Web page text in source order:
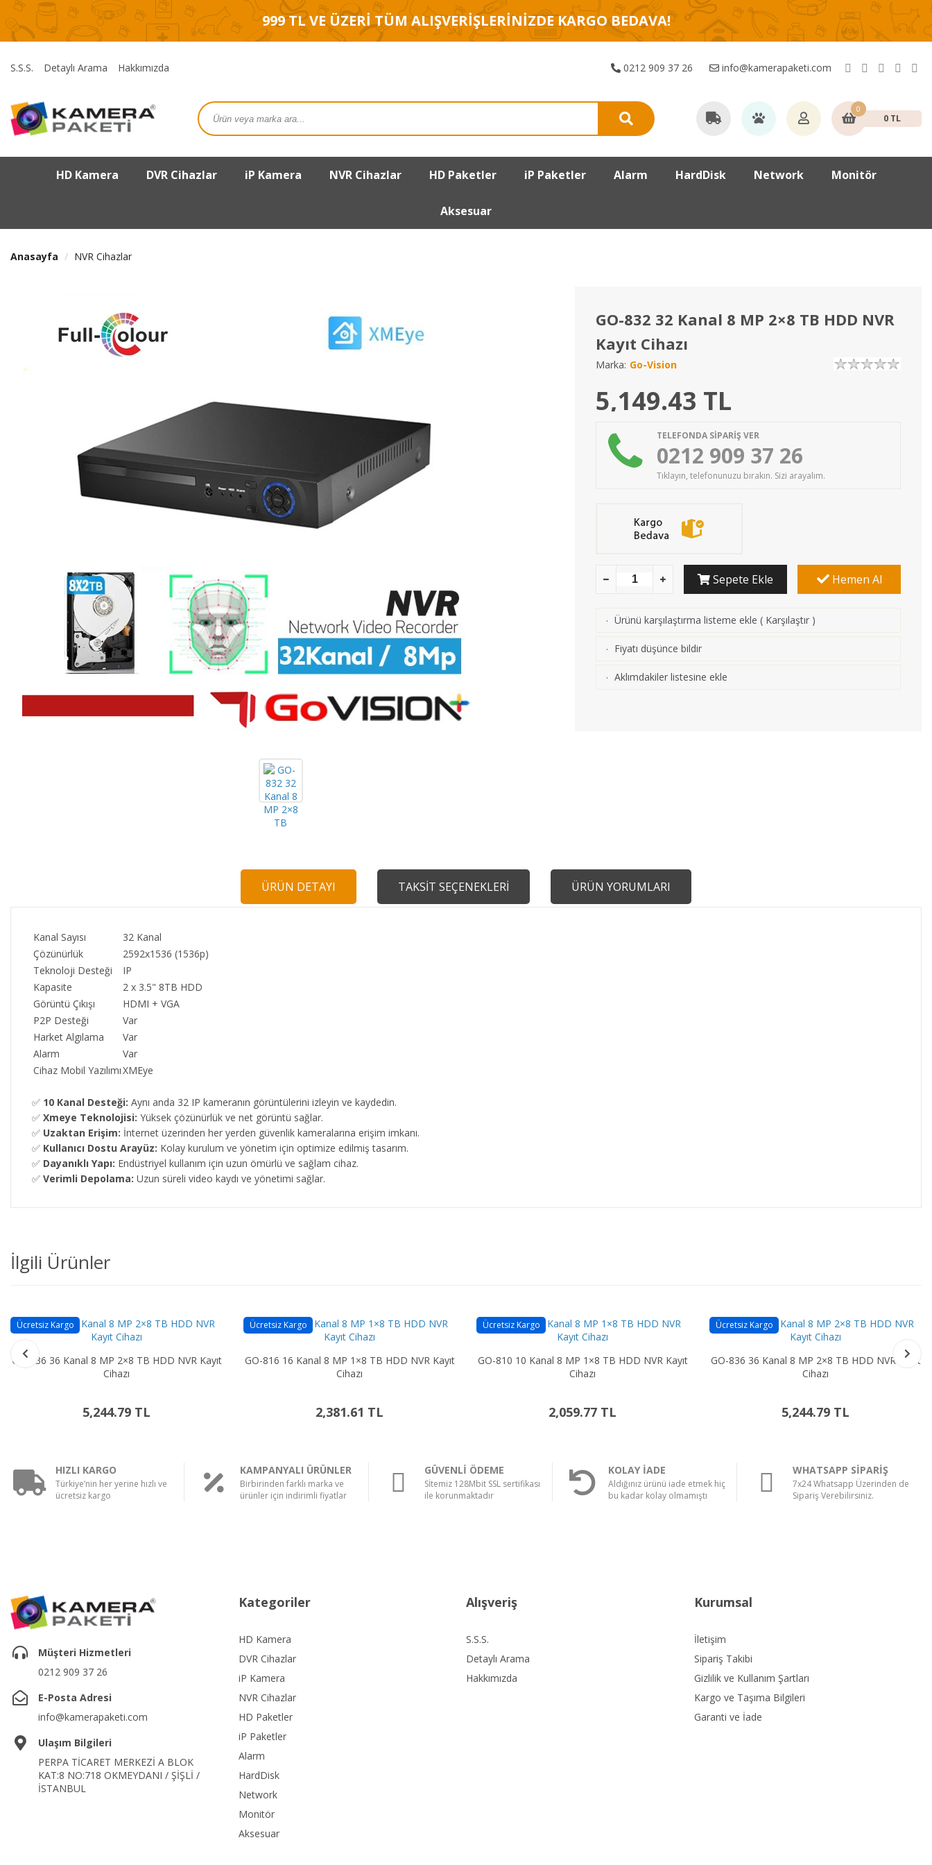
999 TL VE ÜZERİ TÜM ALIŞVERİŞLERİNİZDE KARGO BEDAVA!
S.S.S. Detaylı Arama Hakkımızda 0212 909 37 26 info@kamerapaketi.com
0
0 TL
HD Kamera DVR Cihazlar iP Kamera NVR Cihazlar HD Paketler iP Paketler Alarm HardDisk Network Monitör
Aksesuar
Anasayfa NVR Cihazlar
GO-832 32 Kanal 8 MP 2×8 TB HDD NVR
Kayıt Cihazı
Marka: Go-Vision
5,149.43 TL
TELEFONDA SİPARİŞ VER
0212 909 37 26
Tıklayın, telefonunuzu bırakın. Sizi arayalım.
Sepete Ekle Hemen Al
· Ürünü karşılaştırma listeme ekle ( Karşılaştır )
· Fiyatı düşünce bildir
· Aklımdakiler listesine ekle
ÜRÜN DETAYI TAKSİT SEÇENEKLERİ ÜRÜN YORUMLARI
Kanal Sayısı
32 Kanal
Çözünürlük
2592x1536 (1536p)
Teknoloji Desteği
IP
Kapasite
2 x 3.5" 8TB HDD
Görüntü Çıkışı
HDMI + VGA
P2P Desteği
Var
Harket Algılama
Var
Alarm
Var
Cihaz Mobil YazılımıXMEye
✅ 10 Kanal Desteği: Aynı anda 32 IP kameranın görüntülerini izleyin ve kaydedin.
✅ Xmeye Teknolojisi: Yüksek çözünürlük ve net görüntü sağlar.
✅ Uzaktan Erişim: İnternet üzerinden her yerden güvenlik kameralarına erişim imkanı.
✅ Kullanıcı Dostu Arayüz: Kolay kurulum ve yönetim için optimize edilmiş tasarım.
✅ Dayanıklı Yapı: Endüstriyel kullanım için uzun ömürlü ve sağlam cihaz.
✅ Verimli Depolama: Uzun süreli video kaydı ve yönetimi sağlar.
İlgili Ürünler
GO-836 36 Kanal 8 MP 2×8 TB HDD NVR Kayıt
Cihazı
5,244.79 TL
Ücretsiz Kargo
GO-816 16 Kanal 8 MP 1×8 TB HDD NVR Kayıt
Cihazı
2,381.61 TL
Ücretsiz Kargo
GO-810 10 Kanal 8 MP 1×8 TB HDD NVR Kayıt
Cihazı
2,059.77 TL
Ücretsiz Kargo
GO-836 36 Kanal 8 MP 2×8 TB HDD NVR Kayıt
Cihazı
5,244.79 TL
Ücretsiz Kargo
HIZLI KARGO
Türkiye’nin her yerine hızlı ve
ücretsiz kargo
KAMPANYALI ÜRÜNLER
Birbirinden farklı marka ve
ürünler için indirimli fiyatlar
GÜVENLİ ÖDEME
Sİtemiz 128Mbit SSL sertifikası
ile korunmaktadır
KOLAY İADE
Aldığınız ürünü iade etmek hiç
bu kadar kolay olmamıştı
WHATSAPP SİPARİŞ
7x24 Whatsapp Üzerinden de
Sipariş Verebilirsiniz.
Müşteri Hizmetleri
0212 909 37 26
E-Posta Adresi
info@kamerapaketi.com
Ulaşım Bilgileri
PERPA TİCARET MERKEZİ A BLOK
KAT:8 NO:718 OKMEYDANI / ŞİŞLİ /
İSTANBUL
Kategoriler
HD Kamera
DVR Cihazlar
iP Kamera
NVR Cihazlar
HD Paketler
iP Paketler
Alarm
HardDisk
Network
Monitör
Aksesuar
Alışveriş
S.S.S.
Detaylı Arama
Hakkımızda
Kurumsal
İletişim
Sipariş Takibi
Gizlilik ve Kullanım Şartları
Kargo ve Taşıma Bilgileri
Garanti ve İade